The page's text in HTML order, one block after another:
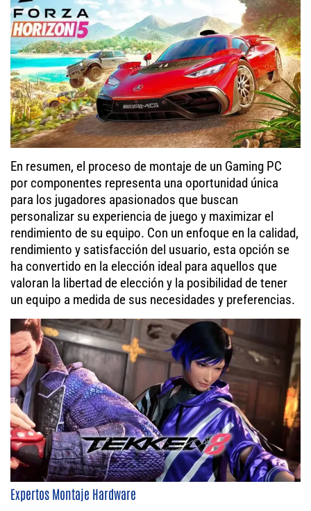
En resumen, el proceso de montaje de un Gaming PC
por componentes representa una oportunidad única
para los jugadores apasionados que buscan
personalizar su experiencia de juego y maximizar el
rendimiento de su equipo. Con un enfoque en la calidad,
rendimiento y satisfacción del usuario, esta opción se
ha convertido en la elección ideal para aquellos que
valoran la libertad de elección y la posibilidad de tener
un equipo a medida de sus necesidades y preferencias.
Expertos Montaje Hardware